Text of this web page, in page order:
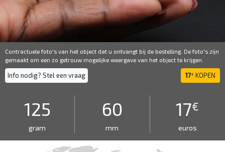
Contractuele foto's van het object dat u ontvangt bij de bestelling. De foto's zijn
gemaakt om een ​​zo getrouw mogelijke weergave van het object te krijgen.
Info nodig? Stel een vraag 17€ KOPEN
125
gram
60
mm
17€
euros